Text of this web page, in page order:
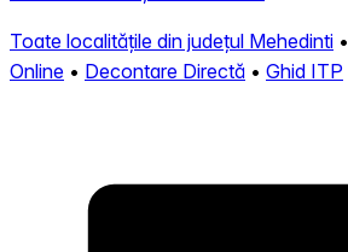
Toate localitățile din județul Mehedinti •
Online • Decontare Directă • Ghid ITP